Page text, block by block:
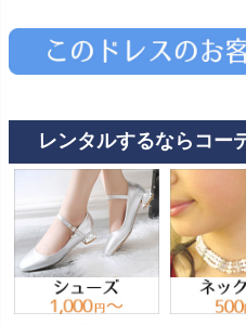
レンタルするならコー